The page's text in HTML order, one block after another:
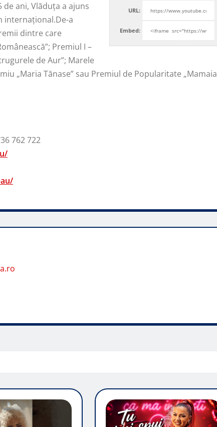
URL:
Embed:
ani, Vlăduța a ajuns
internaţional.De-a
dintre care
Premiul I –
de Aur”; Marele
„Maria Tănase” sau Premiul de Popularitate „Mamaia
762 722